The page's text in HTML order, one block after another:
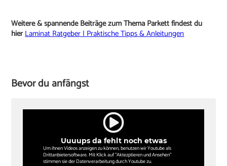
Weitere & spannende Beiträge zum Thema Parkett findest du
hierLaminat Ratgeber | Praktische Tipps & Anleitungen
Bevor du anfängst
Uuuups da fehlt noch etwas
Um ihnen Videos anzeigen zu können, benutzen wir Youtube als
Drittanbietersoftware. Mit Klick auf "Aktezptieren und Ansehen"
stimmen sie der Datenverarbeitung durch Youtube zu.